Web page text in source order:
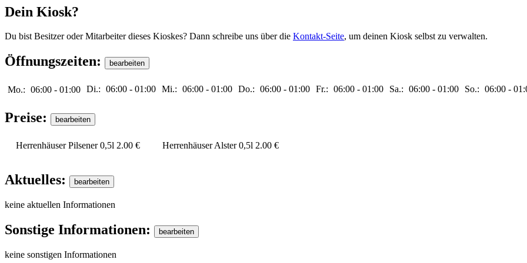
Dein Kiosk?
Du bist Besitzer oder Mitarbeiter dieses Kioskes? Dann schreibe uns über die Kontakt-Seite, um deinen Kiosk selbst zu verwalten.
Öffnungszeiten:
Mo.: 06:00 - 01:00 Di.: 06:00 - 01:00 Mi.: 06:00 - 01:00 Do.: 06:00 - 01:00 Fr.: 06:00 - 01:00 Sa.: 06:00 - 01:00 So.: 06:00 -
Preise:
Herrenhäuser Pilsener 0,5l 2.00 € Herrenhäuser Alster 0,5l 2.00 €
Aktuelles:
keine aktuellen Informationen
Sonstige Informationen:
keine sonstigen Informationen